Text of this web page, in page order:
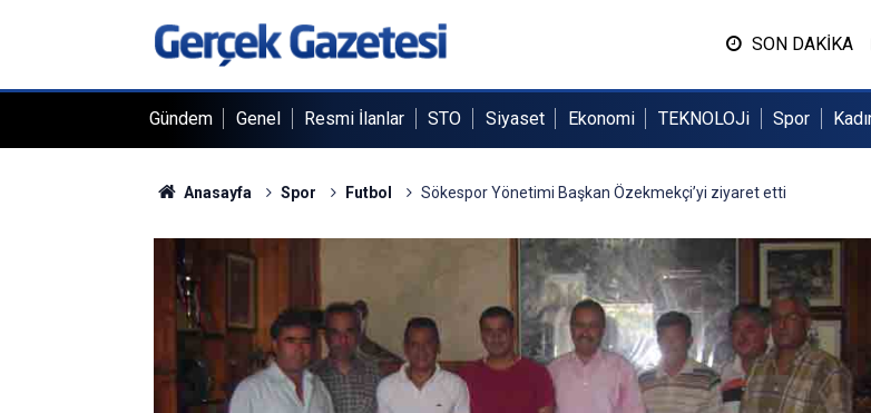
SON DAKİKA
Gündem Genel Resmi İlanlar STO Siyaset Ekonomi TEKNOLOJi Spor
Anasayfa Spor Futbol Sökespor Yönetimi Başkan Özekmekçi’yi ziyaret etti